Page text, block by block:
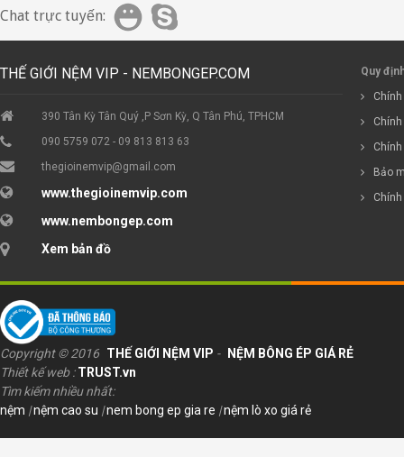
Chat trực tuyến:
THẾ GIỚI NỆM VIP - NEMBONGEP.COM
390 Tân Kỳ Tân Quý ,P Sơn Kỳ, Q Tân Phú, TPHCM
090 5759 072 - 09 813 813 63
thegioinemvip@gmail.com
www.thegioinemvip.com
www.nembongep.com
Xem bản đồ
Quy
Bảo
Copyright © 2016 THẾ GIỚI NỆM VIP -
NỆM BÔNG ÉP GIÁ RẺ
Thiết kế web : TRUST.vn
Tìm kiếm nhiều nhất:
nệm |nệm cao su |nem bong ep gia re |nệm lò xo giá rẻ